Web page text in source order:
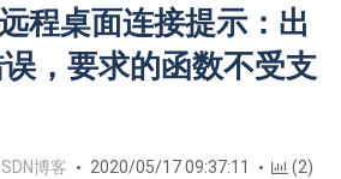
程桌面连接提示：出
，要求的函数不受支
博客 2020/05/17 09:37:11 (2)